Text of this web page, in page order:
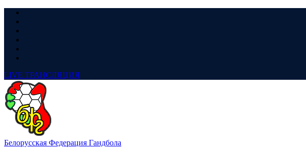
LIVE ТРАНСЛЯЦИЯ
Белорусская Федерация Гандбола